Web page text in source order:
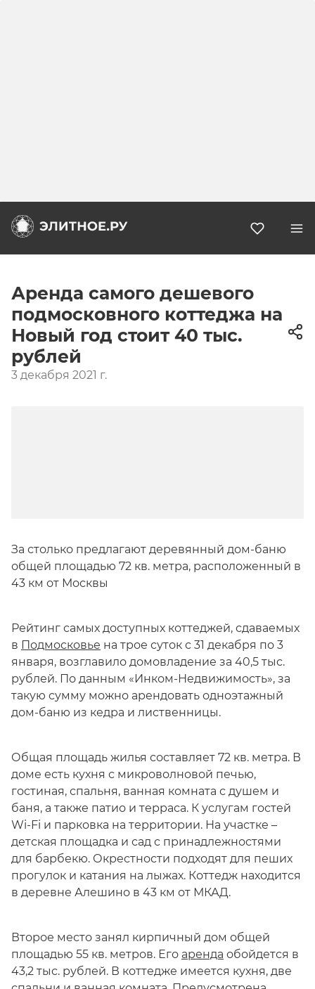
Аренда самого дешевого
подмосковного коттеджа на
Новый год стоит 40 тыс.
рублей
3 декабря 2021 г.
За столько предлагают деревянный дом-баню
общей площадью 72 кв. метра, расположенный в
43 км от Москвы
Рейтинг самых доступных коттеджей, сдаваемых
в Подмосковье на трое суток с 31 декабря по 3
января, возглавило домовладение за 40,5 тыс.
рублей. По данным «Инком-Недвижимость», за
такую сумму можно арендовать одноэтажный
дом-баню из кедра и лиственницы.
Общая площадь жилья составляет 72 кв. метра. В
доме есть кухня с микроволновой печью,
гостиная, спальня, ванная комната с душем и
баня, а также патио и терраса. К услугам гостей
Wi-Fi и парковка на территории. На участке –
детская площадка и сад с принадлежностями
для барбекю. Окрестности подходят для пеших
прогулок и катания на лыжах. Коттедж находится
в деревне Алешино в 43 км от МКАД.
Второе место занял кирпичный дом общей
площадью 55 кв. метров. Его аренда обойдется в
43,2 тыс. рублей. В коттедже имеется кухня, две